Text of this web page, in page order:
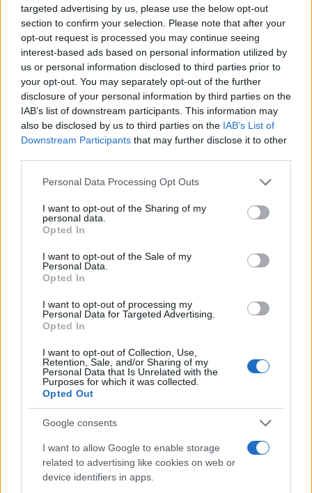
targeted advertising by us, please use the below opt-out
section to confirm your selection. Please note that after your
opt-out request is processed you may continue seeing
interest-based ads based on personal information utilized by
us or personal information disclosed to third parties prior to
your opt-out. You may separately opt-out of the further
disclosure of your personal information by third parties on the
IAB’s list of downstream participants. This information may
also be disclosed by us to third parties on the IAB’s List of
Downstream Participants that may further disclose it to other
Please note that this website/app uses one or more Google
not limited to your visit or usage behaviour. You may click to
grant or deny consent to Google and its third-party tags to
use your data for below specified purposes in below Google
consent section.
Personal Data Processing Opt Outs
I want to opt-out of the Sharing of my
personal data.
Opted In
I want to opt-out of the Sale of my
Personal Data.
Opted In
I want to opt-out of processing my
Personal Data for Targeted Advertising.
Opted In
I want to opt-out of Collection, Use,
Retention, Sale, and/or Sharing of my
Personal Data that Is Unrelated with the
Purposes for which it was collected.
Opted Out
Google consents
I want to allow Google to enable storage
related to advertising like cookies on web or
device identifiers in apps.
Petrolio in calo: Brent a 88.9 dollari, ribassi diffusi tra le
Andrea Innocenti · 6 Ago 2026
Petrolio in calo: Brent a 91,82$, ribassi a due cifre per greggio
Andrea Innocenti · 5 Ago 2026